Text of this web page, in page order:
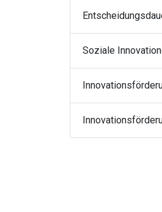
Soziale